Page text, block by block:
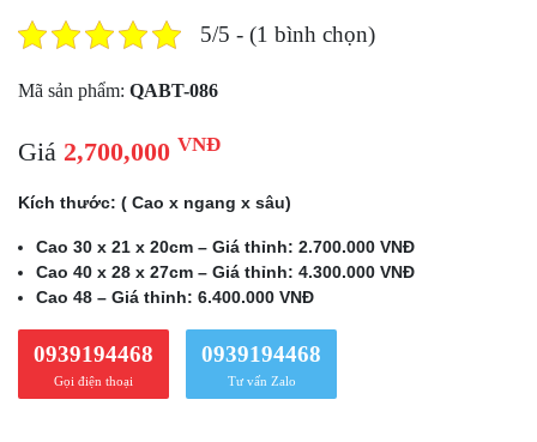
5/5 - (1 bình chọn)
Mã sản phẩm: QABT-086
Giá 2,700,000 VNĐ
Kích thước: ( Cao x ngang x sâu)
Cao 30 x 21 x 20cm – Giá thỉnh: 2.700.000 VNĐ
Cao 40 x 28 x 27cm – Giá thỉnh: 4.300.000 VNĐ
Cao 48 – Giá thỉnh: 6.400.000 VNĐ
0939194468
Gọi điện thoại
0939194468
Tư vấn Zalo